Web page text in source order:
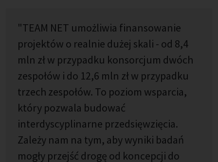
"TEAM NET umożliwia finansowanie
projektów o realnie dużej skali - od 8,4
mln zł w przypadku konsorcjum dwóch
zespołów i do 12,6 mln zł w przypadku
trzech zespołów. To poziom wsparcia,
który pozwala budować
interdyscyplinarne przedsięwzięcia.
Zależy nam na tym, aby wyniki badań
mogły przejść drogę od koncepcji do